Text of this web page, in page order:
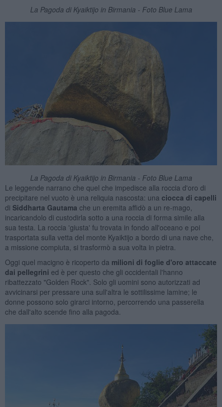
La Pagoda di Kyaiktijo in Birmania - Foto Blue Lama
La Pagoda di Kyaiktijo in Birmania - Foto Blue Lama
Le leggende narrano che quel che impedisce alla roccia d'oro di
precipitare nel vuoto è una reliquia nascosta: una ciocca di capelli
di Siddharta Gautama che un eremita affidò a un re-mago,
incaricandolo di custodirla sotto a una roccia di forma simile alla
sua testa. La roccia 'giusta' fu trovata in fondo all'oceano e poi
trasportata sulla vetta del monte Kyaiktijo a bordo di una nave che,
a missione compiuta, si trasformò a sua volta in pietra.
Oggi quel macigno è ricoperto da milioni di foglie d'oro attaccate
dai pellegrini ed è per questo che gli occidentali l'hanno
ribattezzato "Golden Rock". Solo gli uomini sono autorizzati ad
avvicinarsi per pressare una sull'altra le sottilissime lamine; le
donne possono solo girarci intorno, percorrendo una passerella
che dall'alto scende fino alla pagoda.